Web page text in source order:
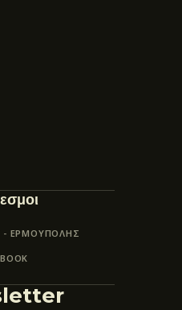
ΕΡΜΟΎΠΟΛΗΣ